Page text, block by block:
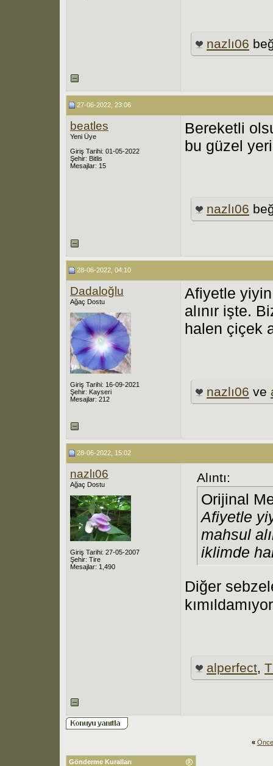
nazlı06
27-06-2022, 23:06
beatles
Yeni Üye
Giriş Tarihi: 01-05-2022
Şehir: Bitlis
Mesajlar: 15
Bereketli
bu güzel
nazlı06
28-06-2022, 04:10
Dadaloğlu
Ağaç Dostu
Giriş Tarihi: 16-09-2021
Şehir: Kayseri
Mesajlar: 212
Afiyetle
alınır işte.
halen çiçek
nazlı06 ve
28-06-2022, 15:02
nazlı06
Ağaç Dostu
Giriş Tarihi: 27-05-2007
Şehir: Tire
Mesajlar: 1,490
Alıntı:
Orijinal
Afiyetle
mahsul
iklimde
Diğer
alperfect,
«
Gönderme Kuralları